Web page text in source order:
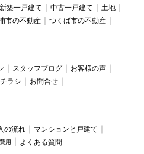
新築一戸建て 中古一戸建て
土地
市の不動産
つくば市の不動産
スタッフブログ
お客様の声
ラシ
お問合せ
の流れ
マンションと戸建て
用 よくある質問